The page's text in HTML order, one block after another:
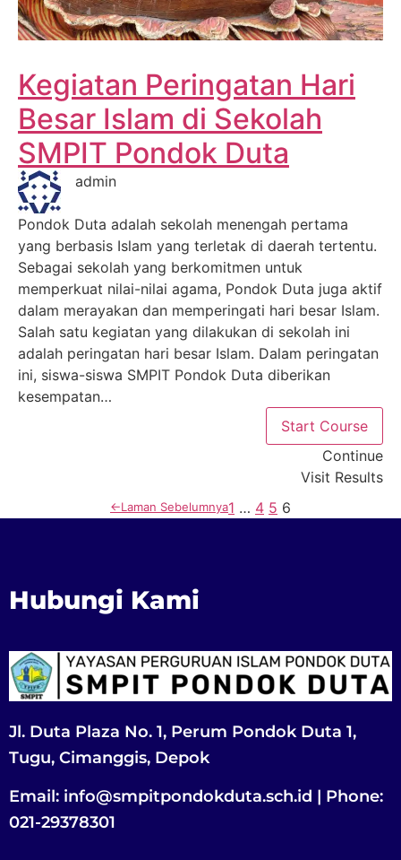
Kegiatan Peringatan Hari
Besar Islam di Sekolah
SMPIT Pondok Duta
admin
Pondok Duta adalah sekolah menengah pertama
yang berbasis Islam yang terletak di daerah tertentu.
Sebagai sekolah yang berkomitmen untuk
memperkuat nilai-nilai agama, Pondok Duta juga aktif
dalam merayakan dan memperingati hari besar Islam.
Salah satu kegiatan yang dilakukan di sekolah ini
adalah peringatan hari besar Islam. Dalam peringatan
ini, siswa-siswa SMPIT Pondok Duta diberikan
kesempatan…
Start Course
Continue
Visit Results
←Laman Sebelumnya1 … 4 5 6
Hubungi Kami
Jl. Duta Plaza No. 1, Perum Pondok Duta 1,
Tugu, Cimanggis, Depok
Email: info@smpitpondokduta.sch.id | Phone:
021-29378301